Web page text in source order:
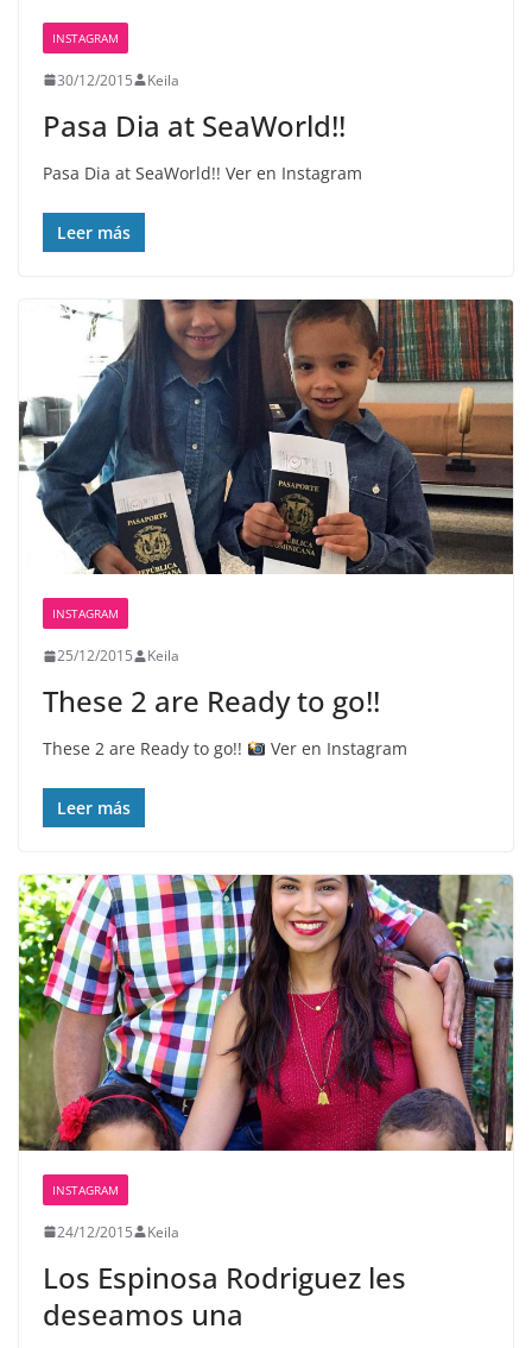
INSTAGRAM
30/12/2015 Keila
Pasa Dia at SeaWorld!!
Pasa Dia at SeaWorld!! Ver en Instagram
Leer más
INSTAGRAM
25/12/2015 Keila
These 2 are Ready to go!!
These 2 are Ready to go!! Ver en Instagram
Leer más
INSTAGRAM
24/12/2015 Keila
Los Espinosa Rodriguez les
deseamos una